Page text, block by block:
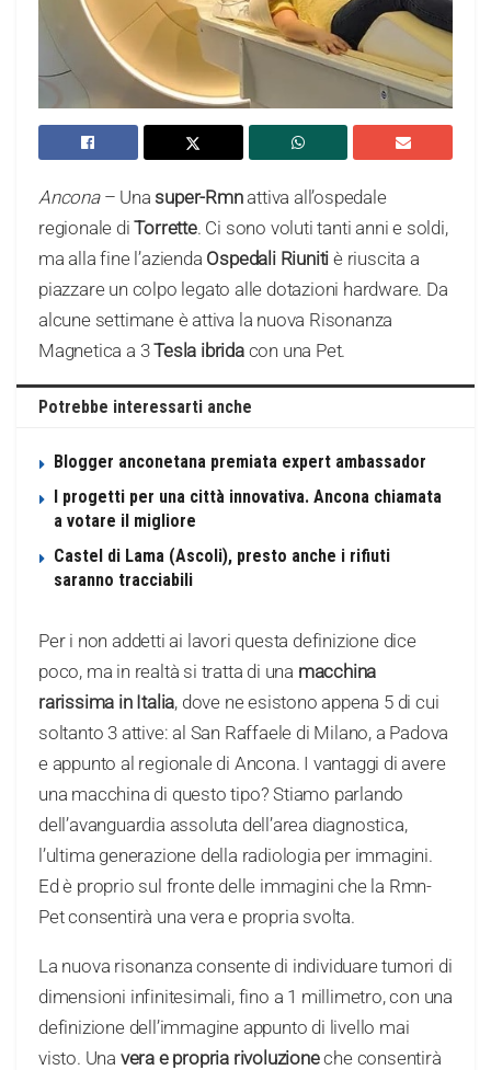
Ancona– Una super-Rmnattiva all’ospedale
regionale diTorrette. Ci sono voluti tanti anni e soldi,
ma alla fine l’azienda Ospedali Riuniti è riuscita a
piazzare un colpo legato alle dotazioni hardware. Da
alcune settimane è attiva la nuova Risonanza
Magnetica a 3Tesla ibridacon una Pet.
Potrebbe interessarti anche
Blogger anconetana premiata expert ambassador
I progetti per una città innovativa. Ancona chiamata
a votare il migliore
Castel di Lama (Ascoli), presto anche i rifiuti
saranno tracciabili
Per i non addetti ai lavori questa definizione dice
poco, ma in realtà si tratta di una macchina
rarissima in Italia, dove ne esistono appena 5 di cui
soltanto 3 attive: al San Raffaele di Milano, a Padova
e appunto al regionale di Ancona. I vantaggi di avere
una macchina di questo tipo? Stiamo parlando
dell’avanguardia assoluta dell’area diagnostica,
l’ultima generazione della radiologia per immagini.
Ed è proprio sul fronte delle immagini che la Rmn-
Pet consentirà una vera e propria svolta.
La nuova risonanza consente di individuare tumori di
dimensioni infinitesimali, fino a 1 millimetro, con una
definizione dell’immagine appunto di livello mai
visto. Una vera e propria rivoluzioneche consentirà